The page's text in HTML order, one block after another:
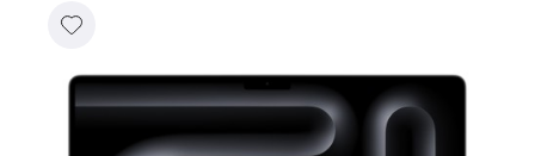
Контакты
Гарантия